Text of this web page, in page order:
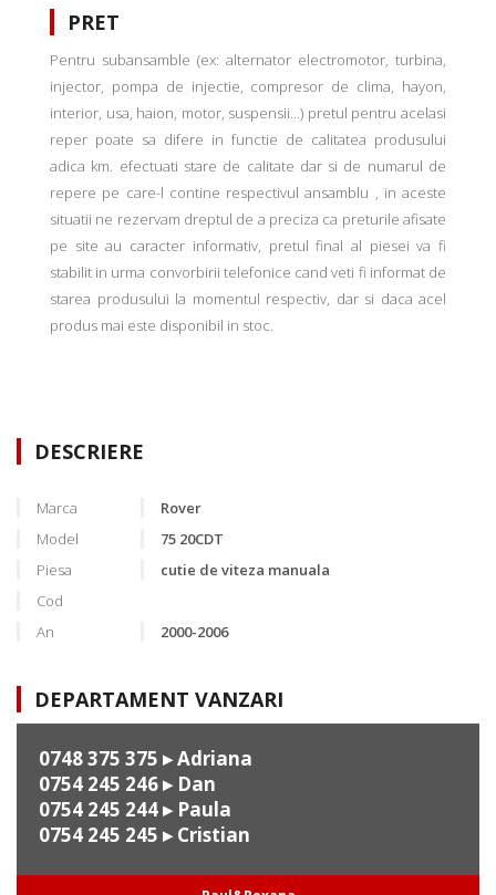
PRET
Pentru subansamble (ex: alternator electromotor, turbina,
injector, pompa de injectie, compresor de clima, hayon,
interior, usa, haion, motor, suspensii...) pretul pentru acelasi
reper poate sa difere in functie de calitatea produsului
adica km. efectuati stare de calitate dar si de numarul de
repere pe care-l contine respectivul ansamblu , in aceste
situatii ne rezervam dreptul de a preciza ca preturile afisate
pe site au caracter informativ, pretul final al piesei va fi
stabilit in urma convorbirii telefonice cand veti fi informat de
starea produsului la momentul respectiv, dar si daca acel
produs mai este disponibil in stoc.
DESCRIERE
Marca
Rover
Model
75 20CDT
Piesa
cutie de viteza manuala
Cod
An
2000-2006
DEPARTAMENT VANZARI
0748 375 375 ▸ Adriana
0754 245 246▸ Dan
0754 245 244▸ Paula
0754 245 245 ▸ Cristian